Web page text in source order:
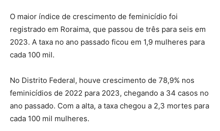
O maior índice de crescimento de feminicídio foi
registrado em Roraima, que passou de três para seis em
2023. A taxa no ano passado ficou em 1,9 mulheres para
cada 100 mil.
No Distrito Federal, houve crescimento de 78,9% nos
feminicídios de 2022 para 2023, chegando a 34 casos no
ano passado. Com a alta, a taxa chegou a 2,3 mortes para
cada 100 mil mulheres.